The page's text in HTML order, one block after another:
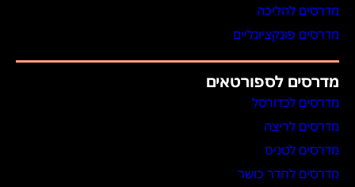
מדרסים להליכה
מדרסים פונקציונליים
מדרסים לספורטאים
מדרסים לכדורסל
מדרסים לריצה
מדרסים לטניס
מדרסים לחדר כושר